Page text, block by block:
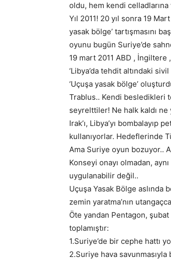
oldu, hem kendi celladlarına
Yıl 2011! 20 yıl sonra 19
yasak bölge’ tartışmasını
oyunu bugün Suriye’de
19 mart 2011 ABD , İngiltere
‘Libya’da tehdit altındaki
‘Uçuşa yasak bölge’
Trablus.. Kendi besledikleri
seyrelttiler! Ne halk kaldı ne
Irak’ı, Libya’yı bombalayıp
kullanıyorlar. Hedeflerinde
Ama Suriye oyun bozuyor..
Konseyi onayı olmadan, aynı
uygulanabilir değil..
Uçuşa Yasak Bölge aslında
zemin yaratma’nın
Öte yandan Pentagon, şubat
toplamıştır:
1.Suriye’de bir cephe hattı
2.Suriye hava